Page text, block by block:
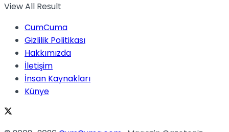
View All Result
CumCuma
Gizlilik Politikası
Hakkımızda
İletişim
İnsan Kaynakları
Künye